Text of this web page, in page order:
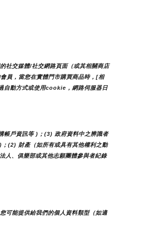
社交媒體/社交網路頁面（或其相關商店
員，當您在實體門市購買商品時，[相
自動方式或使用cookie，網路伺服器日
帳戶資訊等 )；(3) 政府資料中之辨識者
(2) 財產（如所有或具有其他權利之動
人、俱樂部或其他志願團體參與者紀錄
可能提供給我們的個人資料類型（如適